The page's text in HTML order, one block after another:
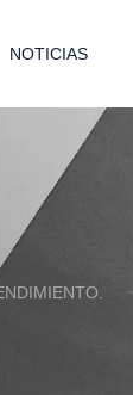
NOTICIAS